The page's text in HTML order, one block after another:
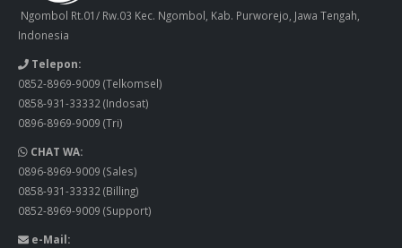
Ngombol Rt.01/ Rw.03 Kec. Ngombol, Kab. Purworejo, Jawa Tengah,
Indonesia
Telepon:
0852-8969-9009 (Telkomsel)
0858-931-33332 (Indosat)
0896-8969-9009 (Tri)
CHAT WA:
0896-8969-9009 (Sales)
0858-931-33332 (Billing)
0852-8969-9009 (Support)
e-Mail: